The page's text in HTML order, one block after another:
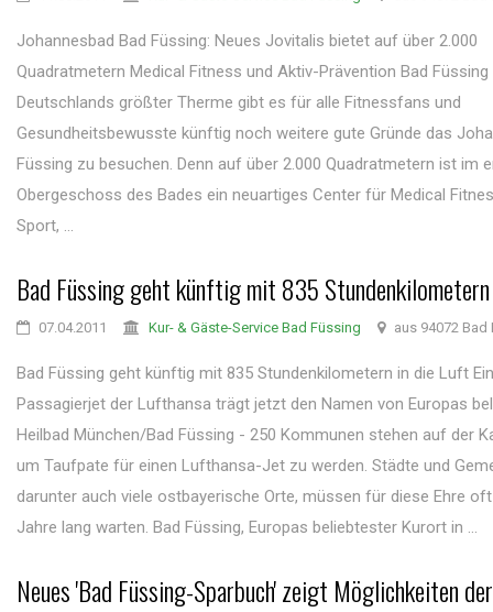
Johannesbad Bad Füssing: Neues Jovitalis bietet auf über 2.000
Quadratmetern Medical Fitness und Aktiv-Prävention Bad Füssing
Deutschlands größter Therme gibt es für alle Fitnessfans und
Gesundheitsbewusste künftig noch weitere gute Gründe das
Füssing zu besuchen. Denn auf über 2.000 Quadratmetern ist im
Obergeschoss des Bades ein neuartiges Center für Medical
Sport, ...
Bad Füssing geht künftig mit 835
07.04.2011 Kur- & Gäste-Service Bad Füssing aus 94072 Bad
Bad Füssing geht künftig mit 835 Stundenkilometern in die Luft
Passagierjet der Lufthansa trägt jetzt den Namen von Europas
Heilbad München/Bad Füssing - 250 Kommunen stehen auf der
um Taufpate für einen Lufthansa-Jet zu werden. Städte und
darunter auch viele ostbayerische Orte, müssen für diese Ehre
Jahre lang warten. Bad Füssing, Europas beliebtester Kurort in ...
Neues 'Bad Füssing-Sparbuch' zeigt Möglichkeiten der